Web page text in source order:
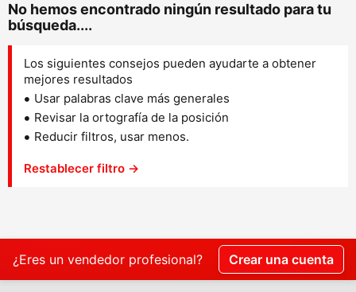
No hemos encontrado ningún resultado para tu
búsqueda....
Los siguientes consejos pueden ayudarte a obtener
mejores resultados
Usar palabras clave más generales
Revisar la ortografía de la posición
Reducir filtros, usar menos.
Restablecer filtro →
¿Eres un vendedor profesional? Crear una cuenta